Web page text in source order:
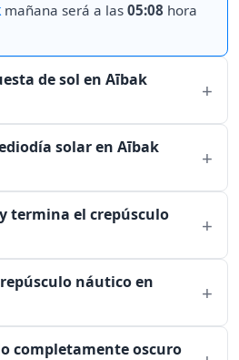
mañana será a las 05:08 hora
de sol en Aībak
solar en Aībak
termina el crepúsculo
náutico en
completamente oscuro